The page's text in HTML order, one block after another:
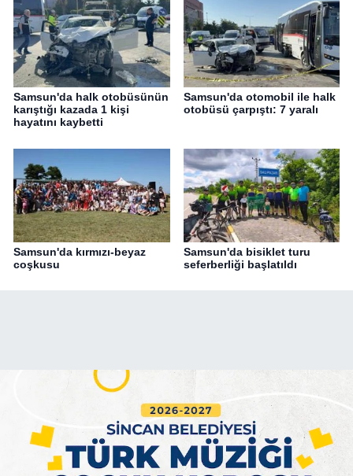
Samsun'da halk otobüsünün
karıştığı kazada 1 kişi
hayatını kaybetti
Samsun'da otomobil ile halk
otobüsü çarpıştı: 7 yaralı
Samsun'da kırmızı-beyaz
coşkusu
Samsun'da bisiklet turu
seferberliği başlatıldı